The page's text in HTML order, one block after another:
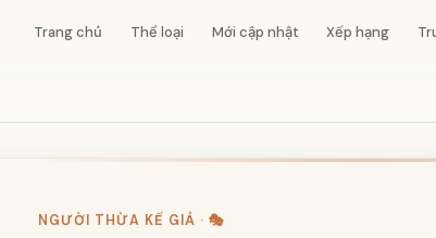
Trang chủ Thể loại Mới cập nhật Xếp hạng
NGƯỜI THỪA KẾ GIẢ · 🎭